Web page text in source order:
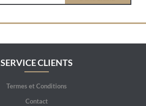
SERVICE CLIENTS
Termes et Conditions
Contact